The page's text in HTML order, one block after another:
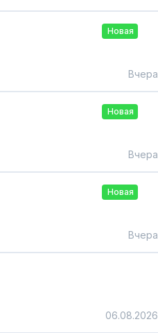
Новая
Вчера
Новая
Вчера
Новая
Вчера
06.08.2026